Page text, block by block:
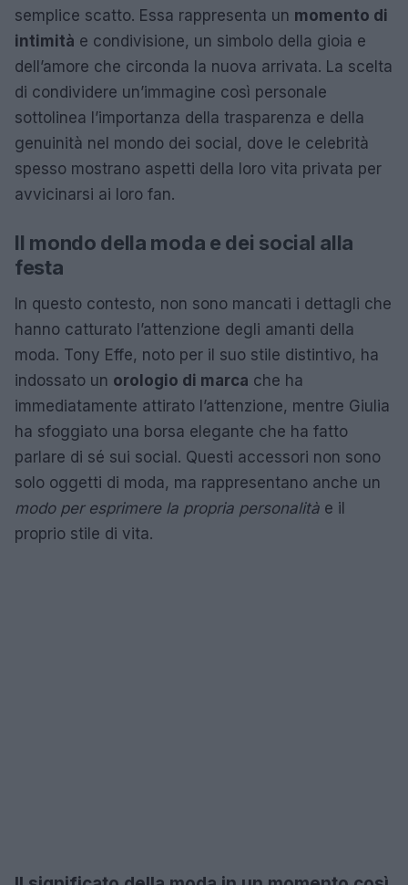
semplice scatto. Essa rappresenta un momento di
intimità e condivisione, un simbolo della gioia e
dell’amore che circonda la nuova arrivata. La scelta
di condividere un’immagine così personale
sottolinea l’importanza della trasparenza e della
genuinità nel mondo dei social, dove le celebrità
spesso mostrano aspetti della loro vita privata per
avvicinarsi ai loro fan.
Il mondo della moda e dei social alla
festa
In questo contesto, non sono mancati i dettagli che
hanno catturato l’attenzione degli amanti della
moda. Tony Effe, noto per il suo stile distintivo, ha
indossato un orologio di marca che ha
immediatamente attirato l’attenzione, mentre Giulia
ha sfoggiato una borsa elegante che ha fatto
parlare di sé sui social. Questi accessori non sono
solo oggetti di moda, ma rappresentano anche un
modo per esprimere la propria personalità e il
proprio stile di vita.